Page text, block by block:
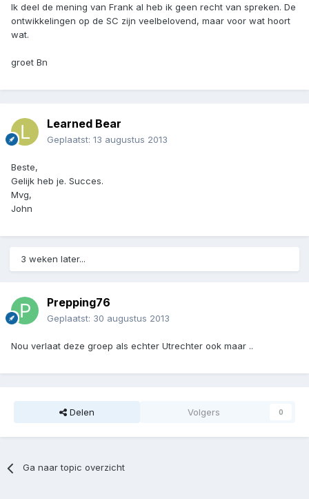
Ik deel de mening van Frank al heb ik geen recht van spreken. De
ontwikkelingen op de SC zijn veelbelovend, maar voor wat hoort
wat.
groet Bn
Learned Bear
Geplaatst: 13 augustus 2013
Beste,
Gelijk heb je. Succes.
Mvg,
John
3 weken later...
Prepping76
Geplaatst: 30 augustus 2013
Nou verlaat deze groep als echter Utrechter ook maar ..
Delen Volgers 0
Ga naar topic overzicht